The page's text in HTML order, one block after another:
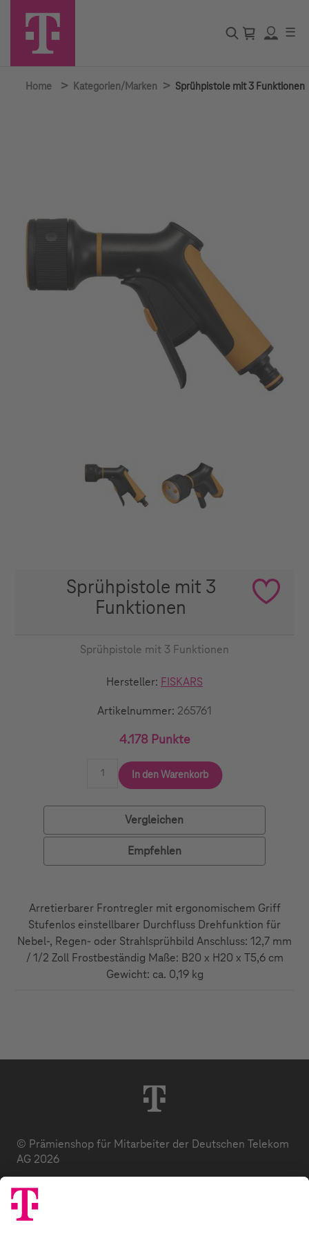
☰
Home > Kategorien/Marken > Sprühpistole mit 3 Funktionen
Sprühpistole mit 3
Funktionen
Sprühpistole mit 3 Funktionen
Hersteller: FISKARS
Artikelnummer: 265761
4.178 Punkte
In den Warenkorb
Vergleichen
Empfehlen
Arretierbarer Frontregler mit ergonomischem Griff
Stufenlos einstellbarer Durchfluss Drehfunktion für
Nebel-, Regen- oder Strahlsprühbild Anschluss: 12,7 mm
/ 1/2 Zoll Frostbeständig Maße: B20 x H20 x T5,6 cm
Gewicht: ca. 0,19 kg
© Prämienshop für Mitarbeiter der Deutschen Telekom
AG 2026
Datenschutz